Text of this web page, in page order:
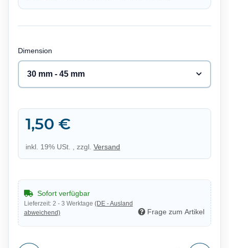
Dimension
30 mm - 45 mm
1,50 €
inkl. 19% USt. , zzgl. Versand
Sofort verfügbar
Lieferzeit: 2 - 3 Werktage (DE - Ausland
abweichend)
Frage zum Artikel